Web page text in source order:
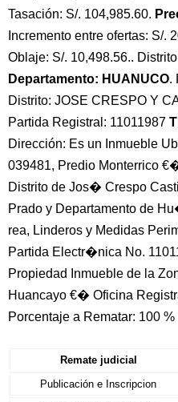
Tasación: S/. 104,985.60.
Incremento entre ofertas: S/.
Oblaje: S/. 10,498.56..
Departamento: HUANUCO.
Distrito: JOSE CRESPO Y
Partida Registral: 11011987
Dirección: Es un Inmueble
039481, Predio Monterrico
Distrito de Jos� Crespo
Prado y Departamento de
rea, Linderos y Medidas
Partida Electr�nica No.
Propiedad Inmueble de la
Huancayo €� Oficina
Porcentaje a Rematar: 100 %
Remate judicial
Publicación e Inscripcion